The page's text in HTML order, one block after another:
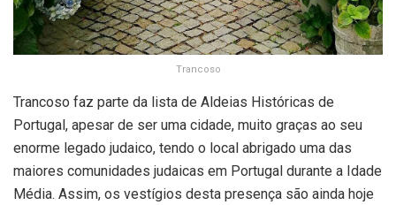
Trancoso
Trancoso faz parte da lista de Aldeias Históricas de
Portugal, apesar de ser uma cidade, muito graças ao seu
enorme legado judaico, tendo o local abrigado uma das
maiores comunidades judaicas em Portugal durante a Idade
Média. Assim, os vestígios desta presença são ainda hoje